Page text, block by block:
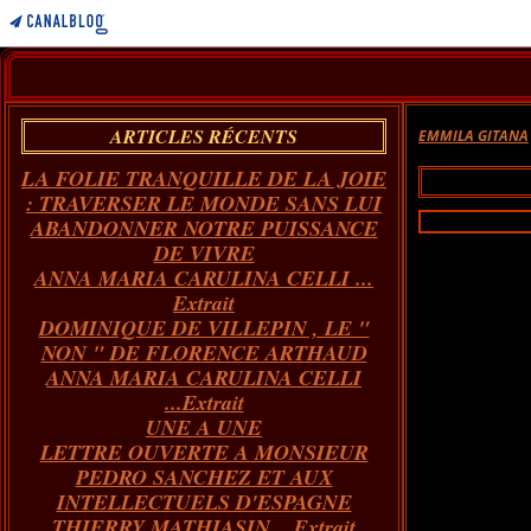
ARTICLES RÉCENTS
LA FOLIE TRANQUILLE DE LA JOIE
: TRAVERSER LE MONDE SANS LUI
ABANDONNER NOTRE PUISSANCE
DE VIVRE
ANNA MARIA CARULINA CELLI ...
Extrait
DOMINIQUE DE VILLEPIN , LE "
NON " DE FLORENCE ARTHAUD
ANNA MARIA CARULINA CELLI
...Extrait
UNE A UNE
LETTRE OUVERTE A MONSIEUR
PEDRO SANCHEZ ET AUX
INTELLECTUELS D'ESPAGNE
EMMILA GITANA